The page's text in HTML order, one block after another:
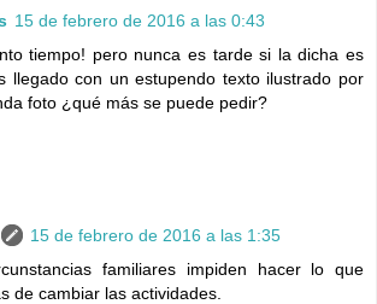
15 de febrero de 2016 a las 0:43
tiempo! pero nunca es tarde si la dicha es
llegado con un estupendo texto ilustrado por
foto ¿qué más se puede pedir?
15 de febrero de 2016 a las 1:35
familiares impiden hacer lo que
de cambiar las actividades.